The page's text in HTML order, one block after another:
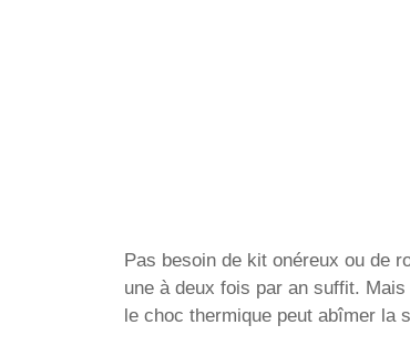
Pas besoin de kit onéreux ou de
une à deux fois par an suffit.
le choc thermique peut abîmer la